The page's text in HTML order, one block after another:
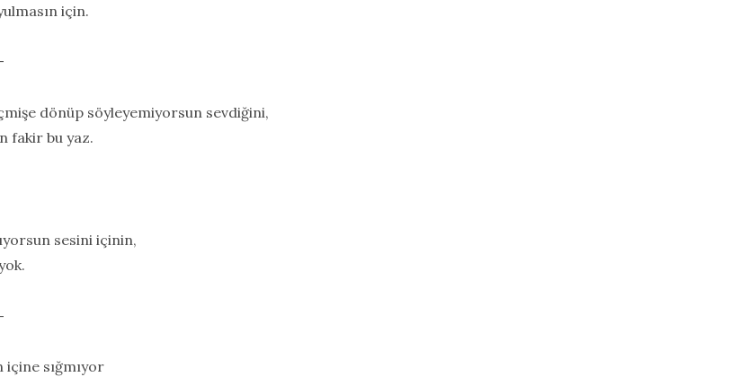
için.
dönüp söyleyemiyorsun sevdiğini,
fakir bu yaz.
sesini içinin,
içine sığmıyor